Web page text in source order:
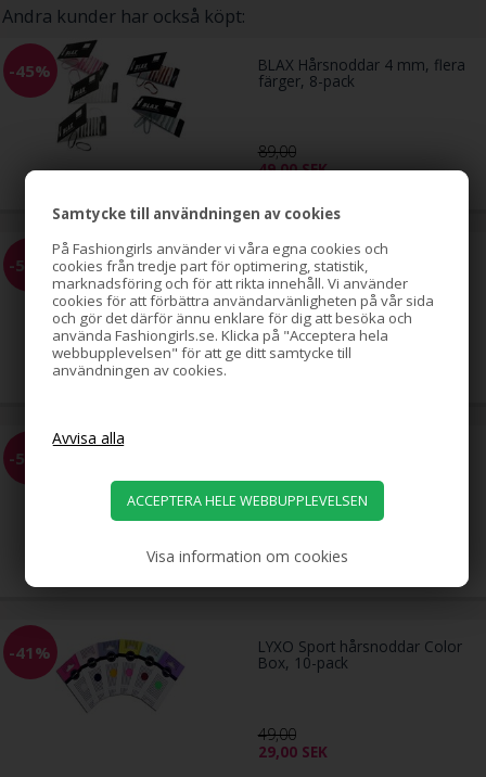
Samtycke till användningen av cookies
På Fashiongirls använder vi våra egna cookies och
cookies från tredje part för optimering, statistik,
marknadsföring och för att rikta innehåll. Vi använder
cookies för att förbättra användarvänligheten på vår sida
och gör det därför ännu enklare för dig att besöka och
använda Fashiongirls.se. Klicka på "Acceptera hela
webbupplevelsen" för att ge ditt samtycke till
användningen av cookies.
Visa information om cookies
Andra kunder har också köpt:
-45% BLAX Hårsnoddar 4 mm, flera
färger, 8-pack
89,00
49,00SEK
-58% EZ Combs elastisk hårkam,
svart, 2-pack
69,00
29,00SEK
-58%
29,00SEK
-41% LYXO Sport hårsnoddar Color
Box, 10-pack
49,00
29,00 SEK